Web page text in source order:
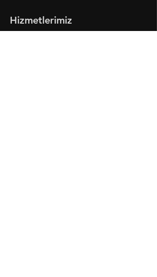
Hizmetlerimiz